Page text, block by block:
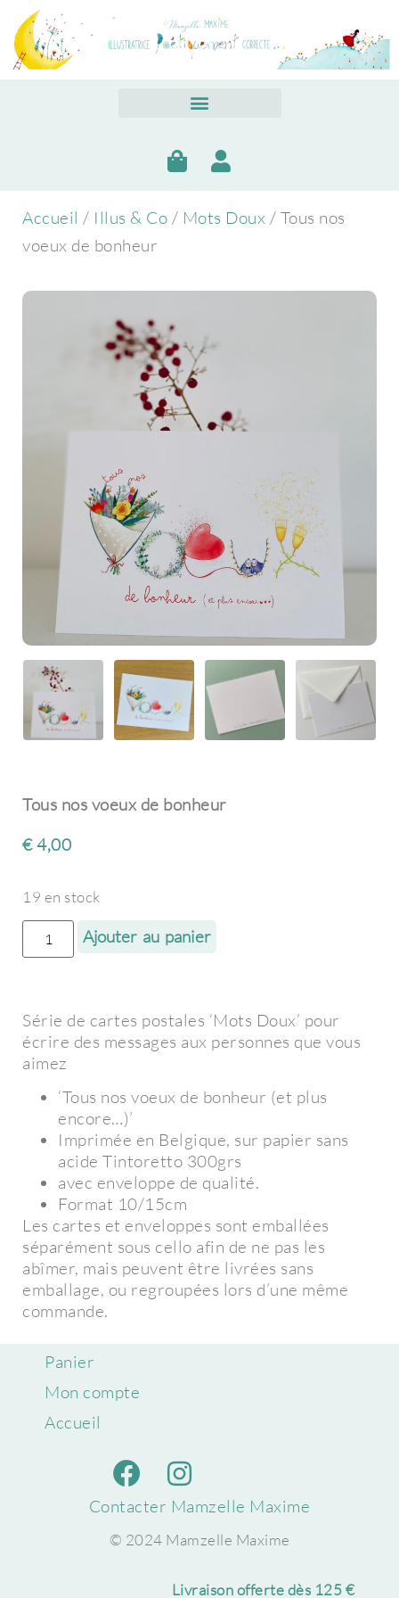
Accueil / Illus & Co / Mots Doux / Tous nos
voeux de bonheur
Tous nos voeux de bonheur
€4,00
19 en stock
Ajouter au panier
Série de cartes postales ‘Mots Doux’ pour
écrire des messages aux personnes que vous
aimez
‘Tous nos voeux de bonheur (et plus
encore…)’
Imprimée en Belgique, sur papier sans
acide Tintoretto 300grs
avec enveloppe de qualité.
Format 10/15cm
Les cartes et enveloppes sont emballées
séparément sous cello afin de ne pas les
abîmer, mais peuvent être livrées sans
emballage, ou regroupées lors d’une même
commande.
Panier
Mon compte
Accueil
Contacter Mamzelle Maxime
© 2024 Mamzelle Maxime
Livraison offerte dès 125 €